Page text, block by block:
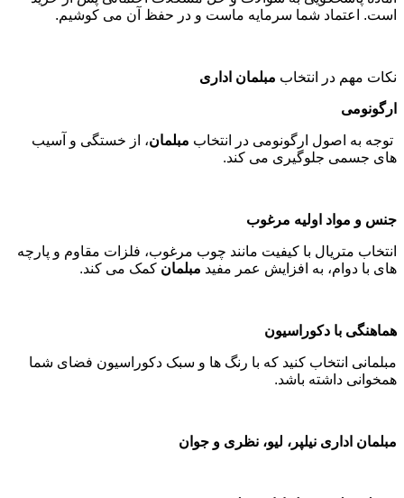
است. اعتماد شما سرمایه ماست و در حفظ آن می کوشیم.
نکات مهم در انتخاب مبلمان اداری
ارگونومی
توجه به اصول ارگونومی در انتخاب مبلمان، از خستگی و آسیب
های جسمی جلوگیری می کند.
جنس و مواد اولیه مرغوب
انتخاب متریال با کیفیت مانند چوب مرغوب، فلزات مقاوم و پارچه
های با دوام، به افزایش عمر مفید مبلمان کمک می کند.
هماهنگی با دکوراسیون
مبلمانی انتخاب کنید که با رنگ ها و سبک دکوراسیون فضای شما
همخوانی داشته باشد.
مبلمان اداری نیلپر، لیو، نظری و جوان